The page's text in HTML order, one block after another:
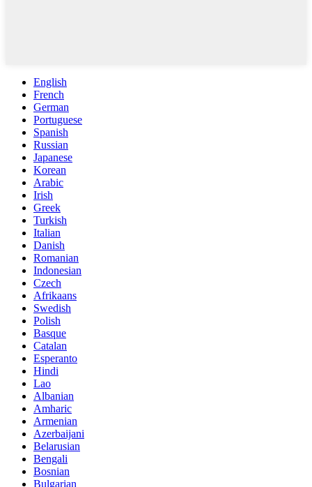
English
French
German
Portuguese
Spanish
Russian
Japanese
Korean
Arabic
Irish
Greek
Turkish
Italian
Danish
Romanian
Indonesian
Czech
Afrikaans
Swedish
Polish
Basque
Catalan
Esperanto
Hindi
Lao
Albanian
Amharic
Armenian
Azerbaijani
Belarusian
Bengali
Bosnian
Bulgarian